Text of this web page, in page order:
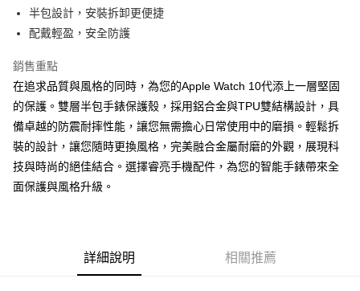
運送方式
每筆NT$65，滿NT$690(含以上)免運費
付款後全家取貨
7-11取貨付款
每筆NT$65，滿NT$690(含以上)免運費
半包設計，安裝拆卸更便捷
配戴輕盈，安全防護
銷售重點
在追求品質與風格的同時，為您的Apple Watch 10代添上一層堅固
的保護。雙層半包手錶保護殼，採用鋁合金與TPU雙結構設計，具
備卓越的防震耐摔性能，讓您無需擔心日常使用中的磨損。輕鬆拆
裝的設計，讓您隨時更換風格，完美融合金屬耐磨的外觀，展現科
技與時尚的絕佳結合。選擇睿亮手機配件，為您的智能手錶帶來全
面保護與風格升級。
詳細說明 相關推薦